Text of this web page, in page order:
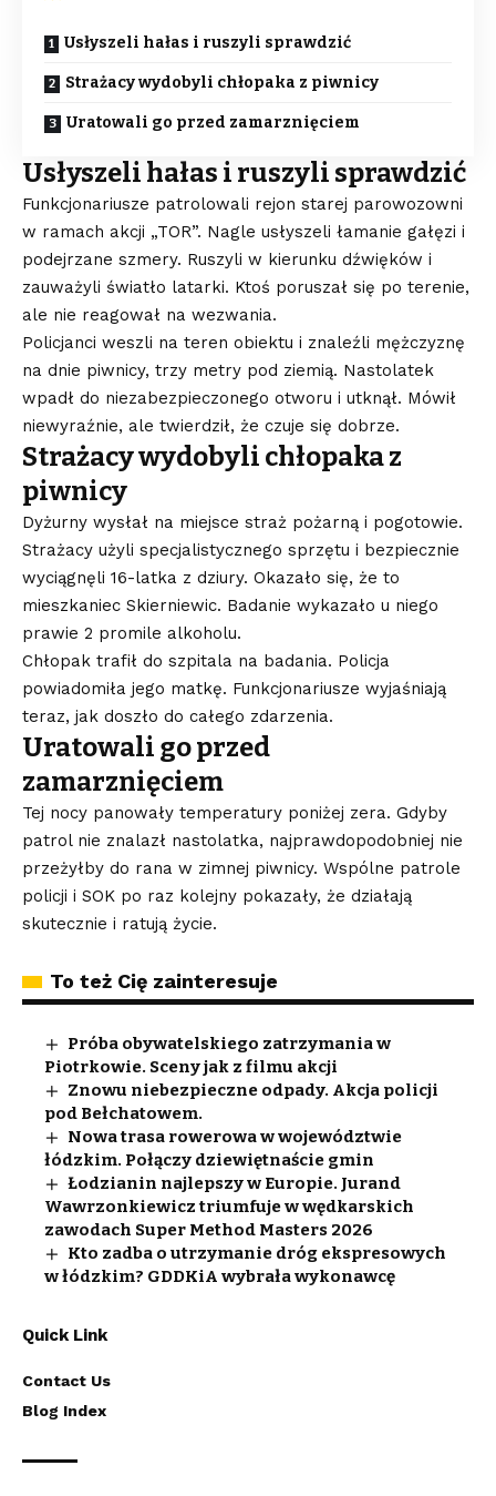
Usłyszeli hałas i ruszyli sprawdzić
Strażacy wydobyli chłopaka z piwnicy
Uratowali go przed zamarznięciem
Usłyszeli hałas i ruszyli sprawdzić
Funkcjonariusze patrolowali rejon starej parowozowni
w ramach akcji „TOR”. Nagle usłyszeli łamanie gałęzi i
podejrzane szmery. Ruszyli w kierunku dźwięków i
zauważyli światło latarki. Ktoś poruszał się po terenie,
ale nie reagował na wezwania.
Policjanci weszli na teren obiektu i znaleźli mężczyznę
na dnie piwnicy, trzy metry pod ziemią. Nastolatek
wpadł do niezabezpieczonego otworu i utknął. Mówił
niewyraźnie, ale twierdził, że czuje się dobrze.
Strażacy wydobyli chłopaka z
piwnicy
Dyżurny wysłał na miejsce straż pożarną i pogotowie.
Strażacy użyli specjalistycznego sprzętu i bezpiecznie
wyciągnęli 16-latka z dziury. Okazało się, że to
mieszkaniec Skierniewic. Badanie wykazało u niego
prawie 2 promile alkoholu.
Chłopak trafił do szpitala na badania. Policja
powiadomiła jego matkę. Funkcjonariusze wyjaśniają
teraz, jak doszło do całego zdarzenia.
Uratowali go przed
zamarznięciem
Tej nocy panowały temperatury poniżej zera. Gdyby
patrol nie znalazł nastolatka, najprawdopodobniej nie
przeżyłby do rana w zimnej piwnicy. Wspólne patrole
policji i SOK po raz kolejny pokazały, że działają
skutecznie i ratują życie.
To też Cię zainteresuje
Próba obywatelskiego zatrzymania w
Piotrkowie. Sceny jak z filmu akcji
Znowu niebezpieczne odpady. Akcja policji
pod Bełchatowem.
Nowa trasa rowerowa w województwie
łódzkim. Połączy dziewiętnaście gmin
Łodzianin najlepszy w Europie. Jurand
Wawrzonkiewicz triumfuje w wędkarskich
zawodach Super Method Masters 2026
Kto zadba o utrzymanie dróg ekspresowych
w łódzkim? GDDKiA wybrała wykonawcę
Quick Link
Contact Us
Blog Index